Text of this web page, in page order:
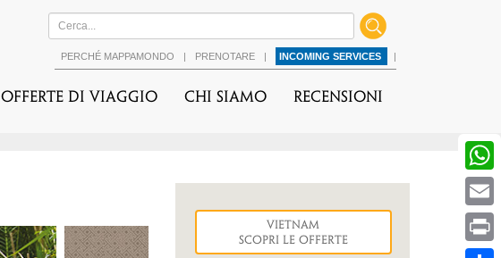
PERCHÉ MAPPAMONDO | PRENOTARE | INCOMING SERVICES |
Offerte di viaggio Chi Siamo Recensioni
Successiva
Vietnam
Scopri le Offerte